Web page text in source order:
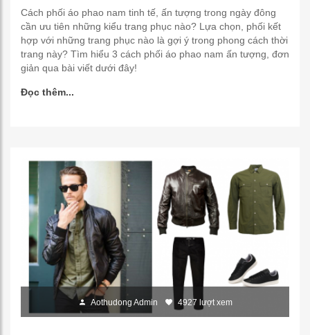
Cách phối áo phao nam tinh tế, ấn tượng trong ngày đông
cần ưu tiên những kiểu trang phục nào? Lựa chọn, phối kết
hợp với những trang phục nào là gợi ý trong phong cách thời
trang này? Tìm hiểu 3 cách phối áo phao nam ấn tượng, đơn
giản qua bài viết dưới đây!
Đọc thêm...
Aothudong Admin 4927 lượt xem